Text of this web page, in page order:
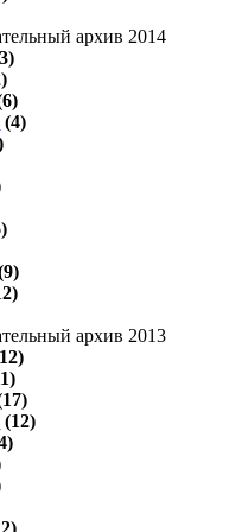
архив 2014
(4)
архив 2013
(12)